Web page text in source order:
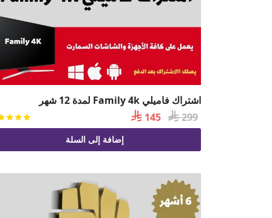
اشتراك فاميلي Family 4k لمدة 12 شهر
299
السعر
الأصلي
 145
الحالي
هو:
إضافة إلى السلة